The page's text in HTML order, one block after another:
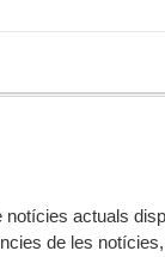
actuals
de les